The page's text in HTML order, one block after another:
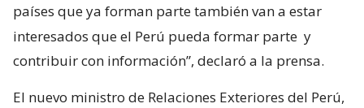
países que ya forman parte también van a estar
interesados que el Perú pueda formar parte y
contribuir con información”, declaró a la prensa.
El nuevo ministro de Relaciones Exteriores del Perú,